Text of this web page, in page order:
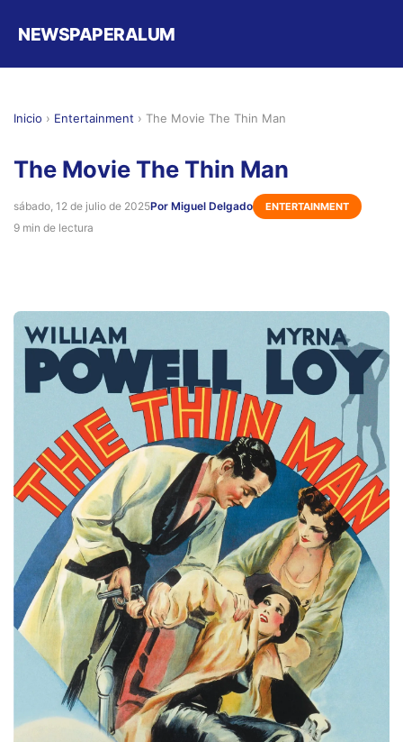
NEWSPAPERALUM
Inicio › Entertainment › The Movie The Thin Man
The Movie The Thin Man
sábado, 12 de julio de 2025Por Miguel Delgado ENTERTAINMENT
9 min de lectura